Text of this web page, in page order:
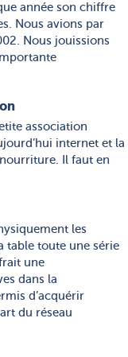
année son chiffre
Nous avions par
Nous jouissions
association
internet et la
Il faut en
les
table toute une série
une
dans la
d’acquérir
du réseau